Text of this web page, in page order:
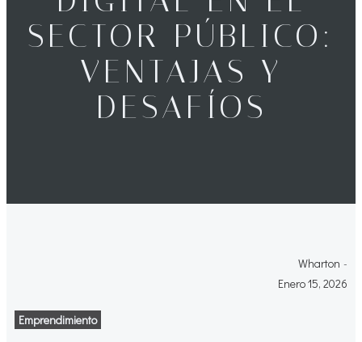
SECTOR PÚBLICO:
VENTAJAS Y
DESAFÍOS
Wharton -
Enero 15, 2026
Emprendimiento